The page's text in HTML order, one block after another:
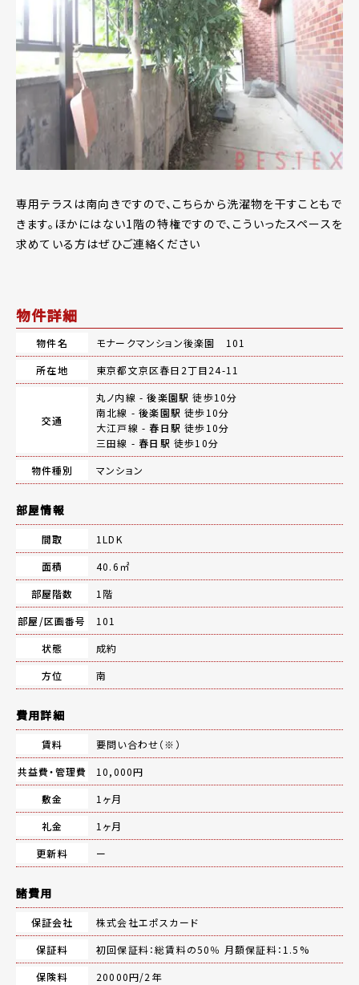
専用テラスは南向きですので、こちらから洗濯物を干すこともで
きます。ほかにはない1階の特権ですので、こういったスペースを
求めている方はぜひご連絡ください
物件詳細
物件名
モナークマンション後楽園 101
所在地
東京都文京区春日2丁目24-11
交通
丸ノ内線 -後楽園駅 徒歩10分
南北線 -後楽園駅 徒歩10分
大江戸線 - 春日駅 徒歩10分
三田線 - 春日駅 徒歩10分
物件種別
マンション
部屋情報
間取
1LDK
面積
40.6㎡
部屋階数
1階
部屋/区画番号
101
状態
成約
方位
南
費用詳細
賃料
要問い合わせ（※）
共益費・管理費
10,000円
敷金
1ヶ月
礼金
1ヶ月
更新料
ー
諸費用
保証会社
株式会社エポスカード
保証料
初回保証料：総賃料の50％ 月額保証料：1.5%
保険料
20000円/2年